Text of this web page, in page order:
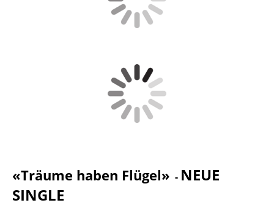
«Träume haben Flügel» - NEUE
SINGLE